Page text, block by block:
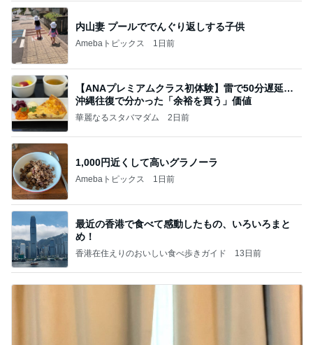
内山妻 プールででんぐり返しする子供
Amebaトピックス 1日前
【ANAプレミアムクラス初体験】雷で50分遅延…
沖縄往復で分かった「余裕を買う」価値
華麗なるスタバマダム 2日前
1,000円近くして高いグラノーラ
Amebaトピックス 1日前
最近の香港で食べて感動したもの、いろいろまと
め！
香港在住えりのおいしい食べ歩きガイド 13日前